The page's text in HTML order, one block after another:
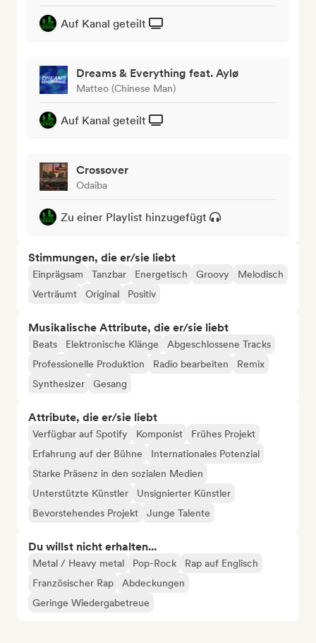
Auf Kanal geteilt
Dreams & Everything feat. Aylø
Matteo (Chinese Man)
Auf Kanal geteilt
Crossover
Odaiba
Zu einer Playlist hinzugefügt
Stimmungen, die er/sie liebt
Einprägsam Tanzbar Energetisch Groovy
Melodisch
Verträumt
Original Positiv
Musikalische Attribute, die er/sie liebt
Beats Elektronische Klänge
Abgeschlossene Tracks
Professionelle Produktion
Radio bearbeiten
Remix
Synthesizer
Gesang
Attribute, die er/sie liebt
Verfügbar auf Spotify Komponist
Frühes Projekt
Erfahrung auf der Bühne
Internationales Potenzial
Starke Präsenz in den sozialen Medien
Unterstützte Künstler
Unsignierter Künstler
Bevorstehendes Projekt
Junge Talente
Du willst nicht erhalten...
Metal / Heavy metal Pop-Rock
Rap auf Englisch
Französischer Rap
Abdeckungen
Geringe Wiedergabetreue